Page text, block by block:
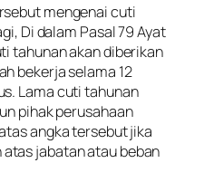
mengenai cuti
Di dalam Pasal 79 Ayat
tahunan akan diberikan
bekerja selama 12
Lama cuti tahunan
pihak perusahaan
angka tersebut jika
jabatan atau beban